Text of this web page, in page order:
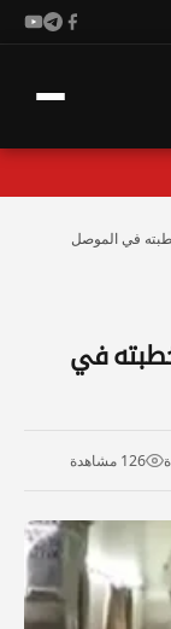
في الموصل
في
126 مشاهدة